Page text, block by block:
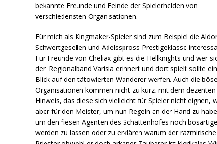
bekannte Freunde und Feinde der Spielerhelden von
verschiedensten Organisationen.
Für mich als Kingmaker-Spieler sind zum Beispiel die
Schwertgesellen und Adelsspross-Prestigeklasse
Für Freunde von Cheliax gibt es die Hellknights und wer
den Regionalband Varisia erinnert und dort spielt sollte
Blick auf den tätowierten Wanderer werfen. Auch die
Organisationen kommen nicht zu kurz, mit dem dezenten
Hinweis, das diese sich vielleicht für Spieler nicht eignen,
aber für den Meister, um nun Regeln an der Hand zu
um den fiesen Agenten des Schattenhofes noch
werden zu lassen oder zu erklären warum der razmirische